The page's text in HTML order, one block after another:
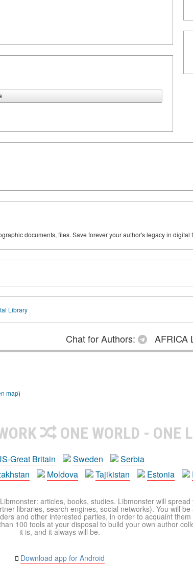
documents, files. Save forever your author's legacy in digital
Library
Chat for Authors: AFRICA
map)
ONE WORLD - ONE
Great Britain Sweden
Serbia
Moldova Tajikistan Estonia
articles, books, studies. Libmonster will
libraries, search engines, social networks). You will
and other interested parties, in order to acquaint
100 tools at your disposal to build your own author
it is, and it always will be.
Download app for Android